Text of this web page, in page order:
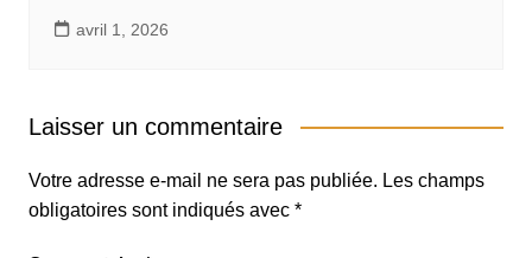
avril 1, 2026
Laisser un commentaire
Votre adresse e-mail ne sera pas publiée. Les champs
obligatoires sont indiqués avec *